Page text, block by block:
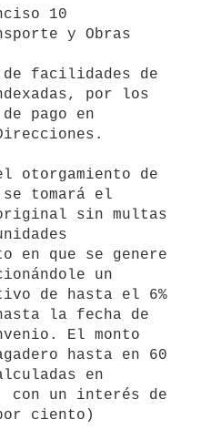
y Obras
de facilidades de
por los
pago en
tomará el
sin multas
en que se genere
un
de hasta el 6%
la fecha de
El monto
hasta en 60
en
con un interés de
ciento)